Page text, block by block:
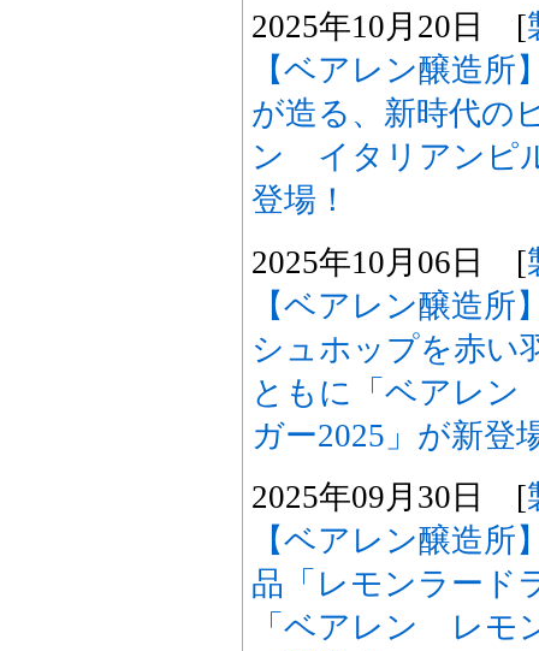
2025年10月20日 [
【ベアレン醸造所
が造る、新時代の
ン イタリアンピ
登場！
2025年10月06日 [
【ベアレン醸造所
シュホップを赤い
ともに「ベアレ
ガー2025」が新登
2025年09月30日 [
【ベアレン醸造所
品「レモンラード
「ベアレン レモ